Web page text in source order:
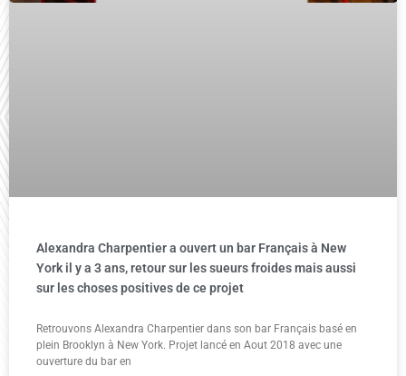
Alexandra Charpentier a ouvert un bar Français à New
York il y a 3 ans, retour sur les sueurs froides mais aussi
sur les choses positives de ce projet
Retrouvons Alexandra Charpentier dans son bar Français basé en
plein Brooklyn à New York. Projet lancé en Aout 2018 avec une
ouverture du bar en